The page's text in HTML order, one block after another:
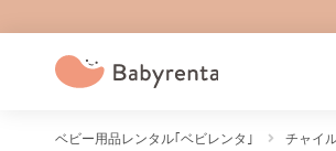
ベビー用品レンタル｢ベビレンタ｣ チャイ